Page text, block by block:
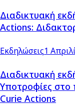
Διαδικτυακή
Actions:
Εκδηλώσεις1
Διαδικτυακή
Υποτροφίες στο
Curie Actions